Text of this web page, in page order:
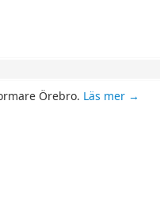
Örebro. Läs mer →